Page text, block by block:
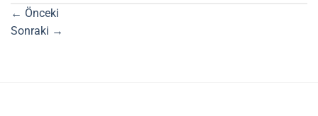
← Önceki
Sonraki →